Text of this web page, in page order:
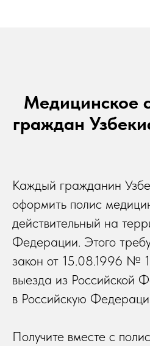
Медицинское
граждан
Каждый гражданин
оформить полис
действительный на
Федерации. Этого
закон от 15.08.1996 №
выезда из Российской
в Российскую
Получите вместе с